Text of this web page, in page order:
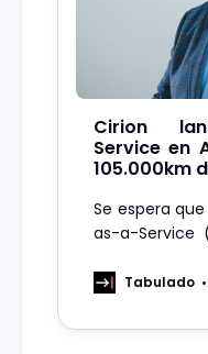
Cirion
Service en
105.000km
Se espera
as-a-Service
2030Tabulado